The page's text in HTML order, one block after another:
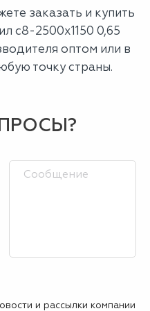
заказать и купить
с8-2500х1150 0,65
оптом или в
точку страны.
и рассылки компании